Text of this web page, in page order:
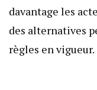
davantage les
des alternatives
règles en vigueur.